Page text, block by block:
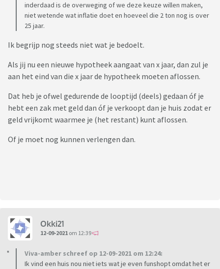
inderdaad is de overweging of we deze keuze willen maken,
niet wetende wat inflatie doet en hoeveel die 2 ton nog is over
25 jaar.
Ik begrijp nog steeds niet wat je bedoelt.
Als jij nu een nieuwe hypotheek aangaat van x jaar, dan zul je
aan het eind van die x jaar de hypotheek moeten aflossen.
Dat heb je ofwel gedurende de looptijd (deels) gedaan óf je
hebt een zak met geld dan óf je verkoopt dan je huis zodat er
geld vrijkomt waarmee je (het restant) kunt aflossen.
Of je moet nog kunnen verlengen dan.
Okki21
12-09-2021 om 12:39
Viva-amber schreef op 12-09-2021 om 12:24:
Ik vind een huis nou niet iets wat je even funshopt omdat het er